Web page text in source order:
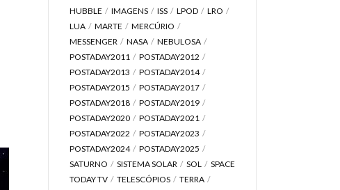
HUBBLE
IMAGENS ISS LPOD
LRO
LUA
MARTE
MERCÚRIO
MESSENGER
NASA
NEBULOSA
POSTADAY2011
POSTADAY2012
POSTADAY2013
POSTADAY2014
POSTADAY2015
POSTADAY2017
POSTADAY2018
POSTADAY2019
POSTADAY2020
POSTADAY2021
POSTADAY2022
POSTADAY2023
POSTADAY2024
POSTADAY2025
SATURNO
SISTEMA SOLAR SOL
SPACE
TODAY TV
TELESCÓPIOS
TERRA